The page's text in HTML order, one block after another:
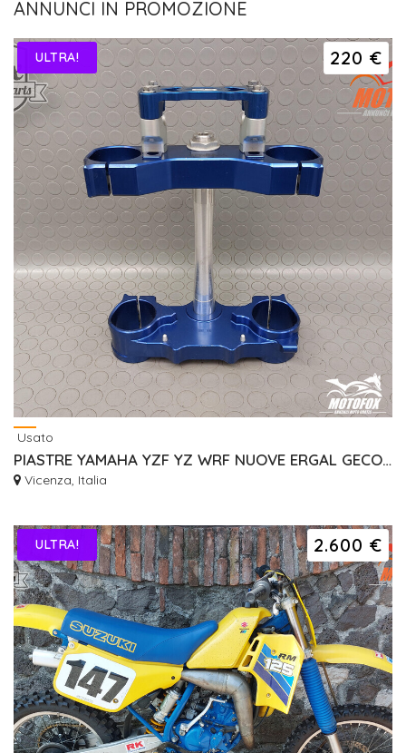
ANNUNCI IN PROMOZIONE
220 €
ULTRA!
Usato
PIASTRE YAMAHA YZF YZ WRF NUOVE ERGAL GECO RISER
Vicenza, Italia
2.600 €
ULTRA!